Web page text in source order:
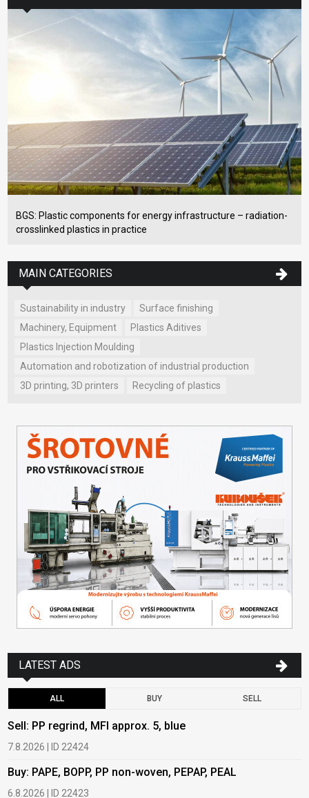
BGS: Plastic components for energy infrastructure – radiation-
crosslinked plastics in practice
MAIN CATEGORIES
Sustainability in industry
Surface finishing
Machinery, Equipment
Plastics Aditives
Plastics Injection Moulding
Automation and robotization of industrial production
3D printing, 3D printers
Recycling of plastics
LATEST ADS
ALL BUY SELL
Sell: PP regrind, MFI approx. 5, blue
7.8.2026 | ID 22424
Buy: PAPE, BOPP, PP non-woven, PEPAP, PEAL
6.8.2026 | ID 22423